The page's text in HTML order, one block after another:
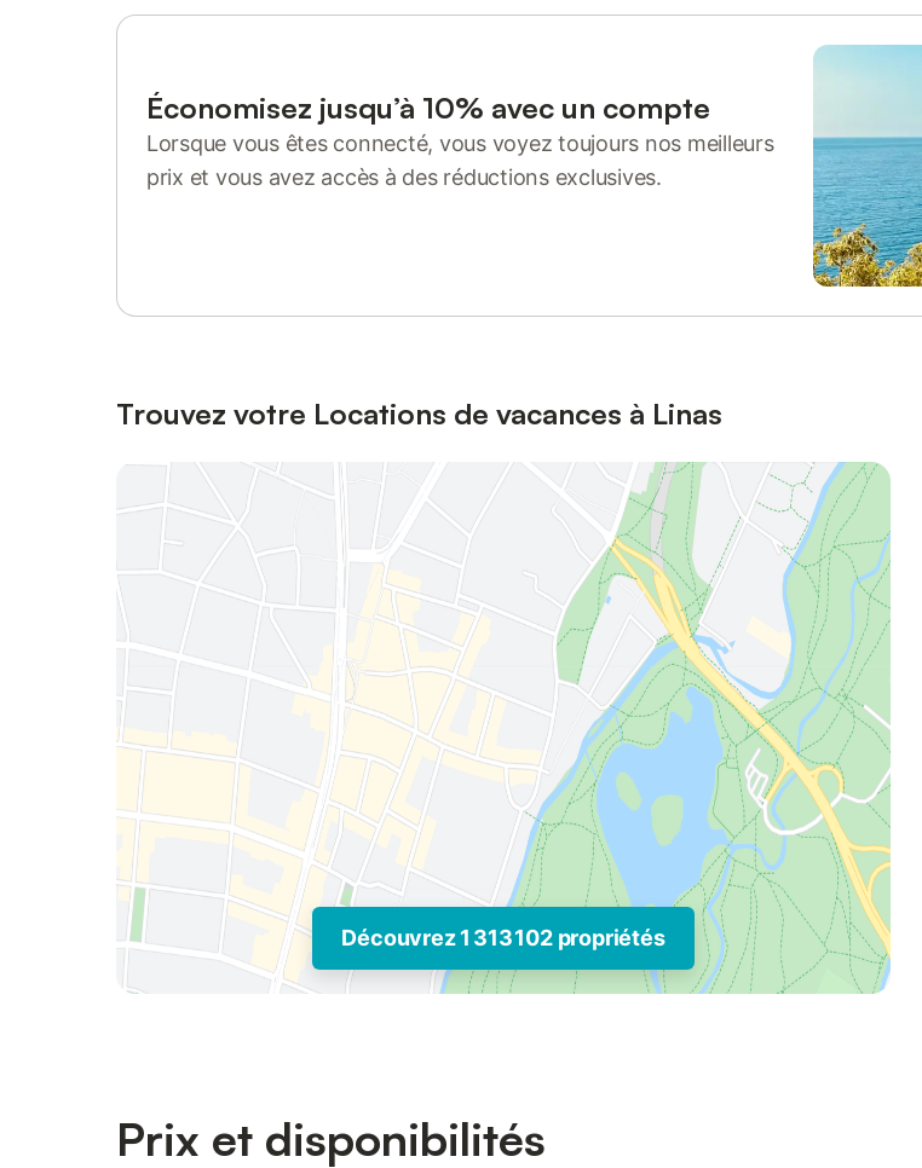
Économisez jusqu’à 10% avec un compte
Lorsque vous êtes connecté, vous voyez toujours nos meilleurs
prix et vous avez accès à des réductions exclusives.
Trouvez votre Locations de vacances à Linas
Découvrez 1 313 102 propriétés
Prix et disponibilités